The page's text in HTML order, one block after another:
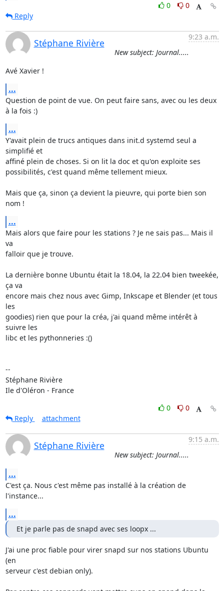
0
0
Reply
Stéphane Rivière
9:23 a.m.
New subject: Journal.....
Avé Xavier !
...
Question de point de vue. On peut faire sans, avec ou les deux
à la fois :)
...
Y'avait plein de trucs antiques dans init.d systemd seul a
simplifié et
affiné plein de choses. Si on lit la doc et qu'on exploite ses
possibilités, c'est quand même tellement mieux.
Mais que ça, sinon ça devient la pieuvre, qui porte bien son
nom !
...
Mais alors que faire pour les stations ? Je ne sais pas... Mais il
va
falloir que je trouve.
La dernière bonne Ubuntu était la 18.04, la 22.04 bien tweekée,
ça va
encore mais chez nous avec Gimp, Inkscape et Blender (et tous
les
goodies) rien que pour la créa, j'ai quand même intérêt à
suivre les
libc et les pythonneries :()
--
Stéphane Rivière
Ile d'Oléron - France
0
0
Reply
attachment
Stéphane Rivière
9:15 a.m.
New subject: Journal.....
...
C'est ça. Nous c'est même pas installé à la création de
l'instance...
...
Et je parle pas de snapd avec ses loopx ...
J'ai une proc fiable pour virer snapd sur nos stations Ubuntu
(en
serveur c'est debian only).